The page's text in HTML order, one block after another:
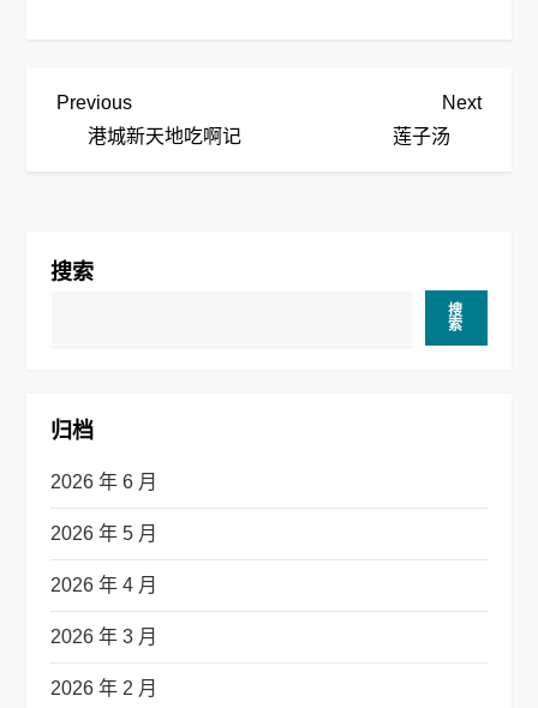
文
航
Previous
Post
Previous
港城新天地吃啊记
Next
Next
莲子汤
搜索
搜
索
归档
2026 年 6 月
2026 年 5 月
2026 年 4 月
2026 年 3 月
2026 年 2 月